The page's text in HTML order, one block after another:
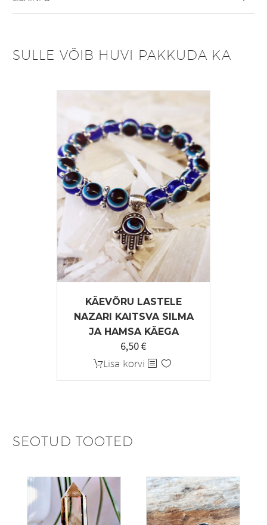
SULLE VÕIB HUVI PAKKUDA KA
KÄEVÕRU LASTELE
NAZARI KAITSVA SILMA
JA HAMSA KÄEGA
6,50€
Lisa korvi
SEOTUD TOOTED